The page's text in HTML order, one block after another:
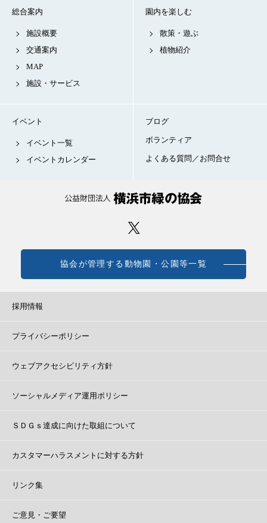
総合案内
施設概要
交通案内
MAP
施設・サービス
園内を楽しむ
散策・遊ぶ
植物紹介
イベント
イベント一覧
イベントカレンダー
ブログ
ボランティア
よくある質問／お問合せ
協会が管理する動物園・公園等一覧
採用情報
プライバシーポリシー
ウェブアクセシビリティ方針
ソーシャルメディア運用ポリシー
ＳＤＧｓ達成に向けた取組について
カスタマーハラスメントに対する方針
リンク集
ご意見・ご要望